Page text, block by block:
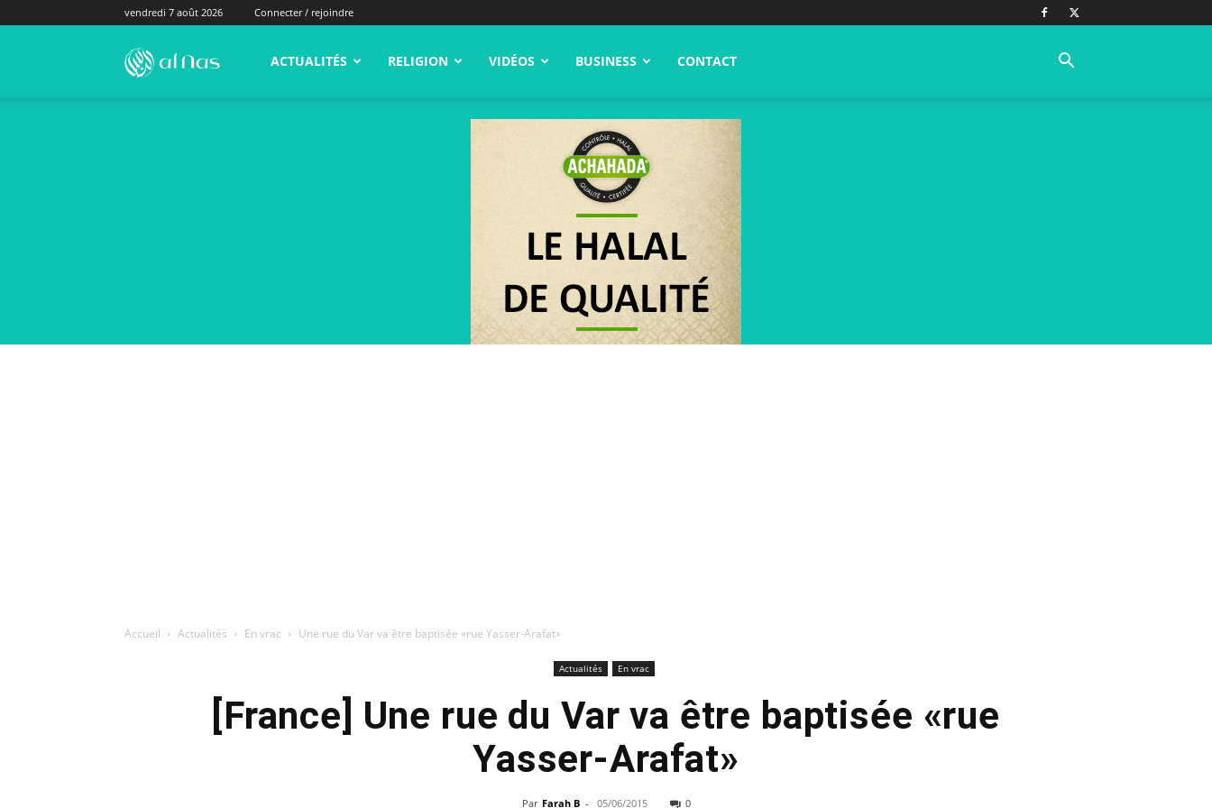
vendredi 7 août 2026 Connecter / rejoindre
alNas.fr ACTUALITÉS RELIGION VIDÉOS BUSINESS CONTACT
Accueil Actualités En vrac Une rue du Var va être baptisée «rue Yasser-Arafat»
Actualités En vrac
[France] Une rue du Var va être baptisée «rue
Yasser-Arafat»
Par Farah B - 05/06/2015 0